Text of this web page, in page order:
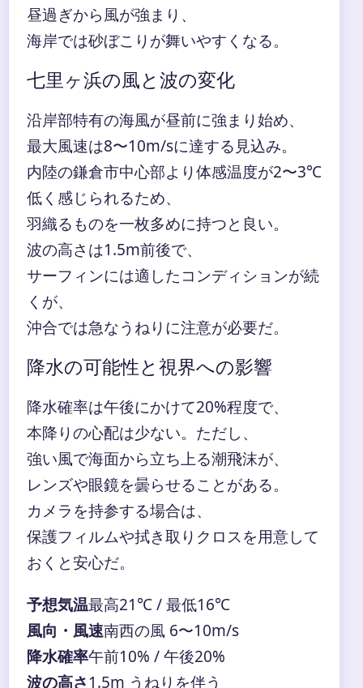
昼過ぎから風が強まり、
海岸では砂ぼこりが舞いやすくなる。
七里ヶ浜の風と波の変化
沿岸部特有の海風が昼前に強まり始め、
最大風速は8〜10m/sに達する見込み。
内陸の鎌倉市中心部より体感温度が2〜3℃
低く感じられるため、
羽織るものを一枚多めに持つと良い。
波の高さは1.5m前後で、
サーフィンには適したコンディションが続
くが、
沖合では急なうねりに注意が必要だ。
降水の可能性と視界への影響
降水確率は午後にかけて20%程度で、
本降りの心配は少ない。ただし、
強い風で海面から立ち上る潮飛沫が、
レンズや眼鏡を曇らせることがある。
カメラを持参する場合は、
保護フィルムや拭き取りクロスを用意して
おくと安心だ。
予想気温最高21℃ / 最低16℃
風向・風速南西の風 6〜10m/s
降水確率午前10% / 午後20%
波の高さ1.5m うねりを伴う